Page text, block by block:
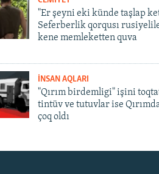
"Er şeyni eki künde taşlap
Seferberlik qorqusı
kene memleketten quva
İNSAN AQLARI
"Qırım birdemligi" işini
tintüv ve tutuvlar ise
çoq oldı